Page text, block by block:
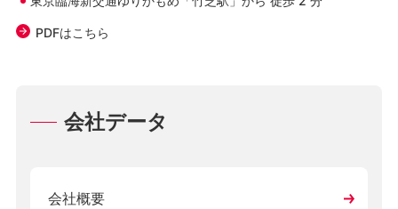
PDFはこちら
会社データ
会社概要